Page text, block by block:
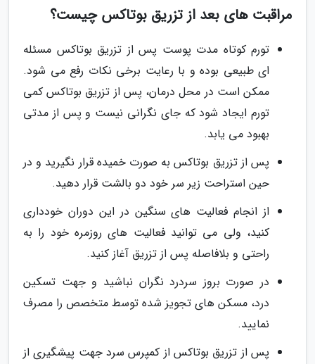
مراقبت های بعد از تزریق بوتاکس چیست؟
تورم کوتاه مدت پوست پس از تزریق بوتاکس مسئله
ای طبیعی بوده و با رعایت برخی نکات رفع می شود.
ممکن است در محل درمان، پس از تزریق بوتاکس کمی
تورم ایجاد شود که جای نگرانی نیست و پس از مدتی
بهبود می یابد.
پس از تزریق بوتاکس به صورت خمیده قرار نگیرید و در
حین استراحت زیر سر خود دو بالشت قرار دهید.
از انجام فعالیت های سنگین در این دوران خودداری
کنید، ولی می توانید فعالیت های روزمره خود را به
راحتی و بلافاصله پس از تزریق آغاز کنید.
در صورت بروز سردرد نگران نباشید و جهت تسکین
درد، مسکن های تجویز شده توسط متخصص را مصرف
نمایید.
پس از تزریق بوتاکس از کمپرس سرد جهت پیشگیری از